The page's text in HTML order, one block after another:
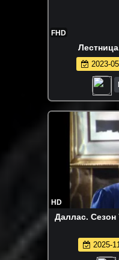
FHD
2023-
HD
Даллас. Сезон
2025-